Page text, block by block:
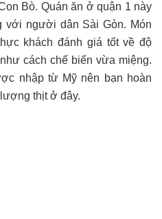
Bò. Quán ăn ở quận 1 này
với người dân Sài Gòn. Món
khách đánh giá tốt về độ
cách chế biến vừa miệng.
nhập từ Mỹ nên bạn hoàn
thịt ở đây.